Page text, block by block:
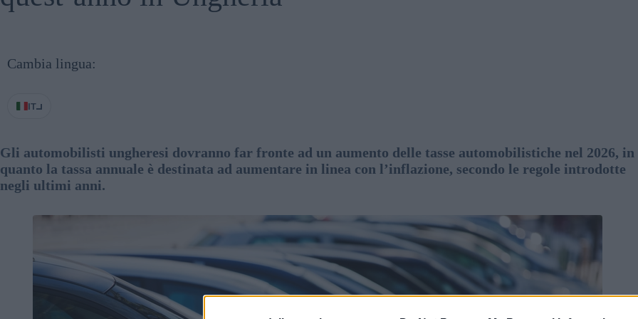
Cambia lingua:
IT
Gli automobilisti ungheresi dovranno far fronte ad un aumento delle tasse automobilistiche nel 2026, in
quanto la tassa annuale è destinata ad aumentare in linea con l’inflazione, secondo le regole introdotte
negli ultimi anni.